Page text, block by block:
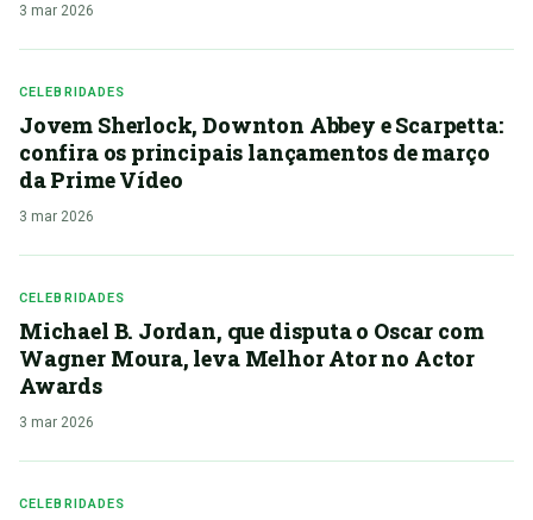
3 mar 2026
CELEBRIDADES
Jovem Sherlock, Downton Abbey e Scarpetta:
confira os principais lançamentos de março
da Prime Vídeo
3 mar 2026
CELEBRIDADES
Michael B. Jordan, que disputa o Oscar com
Wagner Moura, leva Melhor Ator no Actor
Awards
3 mar 2026
CELEBRIDADES